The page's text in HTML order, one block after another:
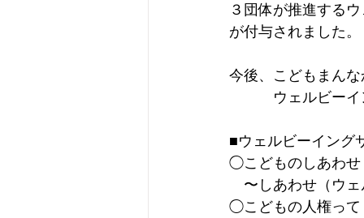
３団体が推進する
が付与されました。
今後、こどもまん
ウェルビーイン
■ウェルビーイング
◯こどものしあわ
〜しあわせ（ウェ
◯こどもの人権っ